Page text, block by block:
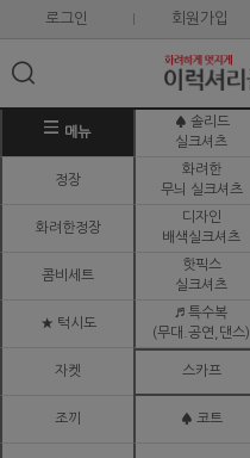
로그인 회원가입
메뉴
♠ 솔리드
실크셔츠
정장
화려한
무늬 실크셔츠
화려한정장
디자인
배색실크셔츠
콤비세트
핫픽스
실크셔츠
★ 턱시도
♬ 특수복
(무대.공연,댄스)
자켓 스카프
조끼 ♠ 코트